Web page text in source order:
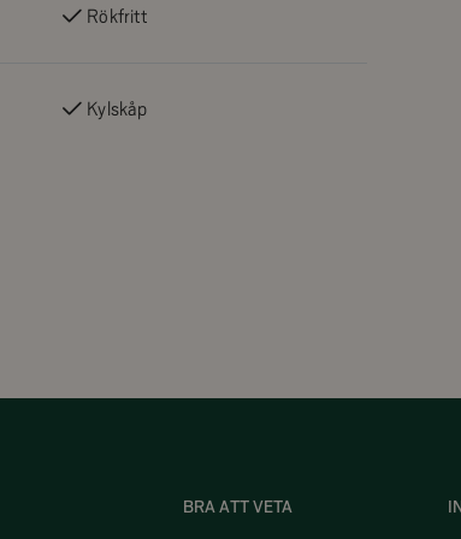
Rökfritt
Kylskåp
BRA ATT VETA